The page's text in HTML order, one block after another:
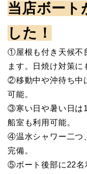
当店ボート
した！
①屋根も付き天候不
ます。日焼け対策に
②移動中や沖待ち中
可能。
③寒い日や暑い日は
船室も利用可能。
④温水シャワー二つ
完備。
⑤ボート後部に22名